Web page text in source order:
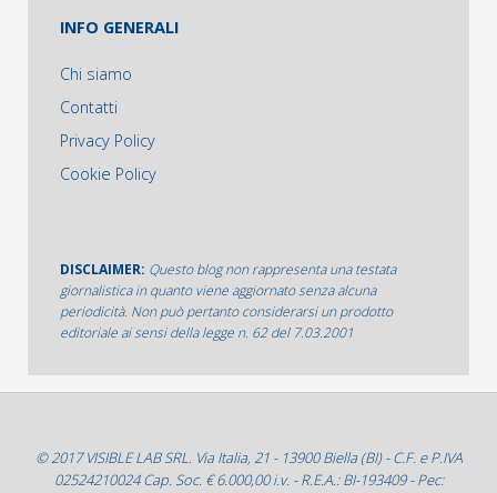
INFO GENERALI
Chi siamo
Contatti
Privacy Policy
Cookie Policy
DISCLAIMER: Questo blog non rappresenta una testata
giornalistica in quanto viene aggiornato senza alcuna
periodicità. Non può pertanto considerarsi un prodotto
editoriale ai sensi della legge n. 62 del 7.03.2001
© 2017 VISIBLE LAB SRL. Via Italia, 21 - 13900 Biella (BI) - C.F. e P.IVA
02524210024 Cap. Soc. € 6.000,00 i.v. - R.E.A.: BI-193409 - Pec: